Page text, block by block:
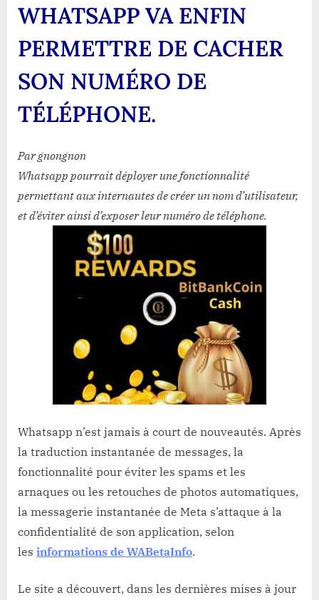
DE
SON
NUMÉRO
DE
WHATSAPP VA ENFIN
PERMETTRE DE CACHER
SON NUMÉRO DE
TÉLÉPHONE.
Par gnongnon
Whatsapp pourrait déployer une fonctionnalité
permettant aux internautes de créer un nom d’utilisateur,
et d’éviter ainsi d’exposer leur numéro de téléphone.
Whatsapp n’est jamais à court de nouveautés. Après
la traduction instantanée de messages, la
fonctionnalité pour éviter les spams et les
arnaques ou les retouches de photos automatiques,
la messagerie instantanée de Meta s’attaque à la
confidentialité de son application, selon
les informations de WABetaInfo.
Le site a découvert, dans les dernières mises à jour